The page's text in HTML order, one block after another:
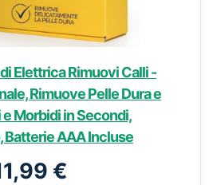
Elettrica Rimuovi Calli -
Rimuove Pelle Dura e
Morbidi in Secondi,
Batterie AAA Incluse
€